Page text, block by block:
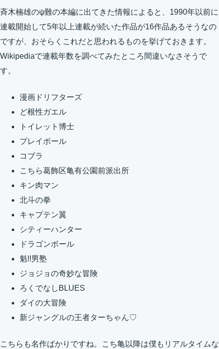
斉木楠雄のψ難の本編に出てきた情報によると、1990年以前に
連載開始して5年以上連載が続いた作品が16作品あるそうなの
ですが、おそらくこれだと思われるものを挙げておきます。
Wikipediaで連載年数を調べてみたところ間違いなさそうで
す。
漫画ドリフターズ
ど根性ガエル
トイレット博士
プレイボール
コブラ
こちら葛飾区亀有公園前派出所
キン肉マン
北斗の拳
キャプテン翼
シティーハンター
ドラゴンボール
魁!!男塾
ジョジョの奇妙な冒険
ろくでなしBLUES
ダイの大冒険
新ジャングルの王者ターちゃん♡
こちらも名作ばかりですね。こち亀以降は僕もリアルタイムな